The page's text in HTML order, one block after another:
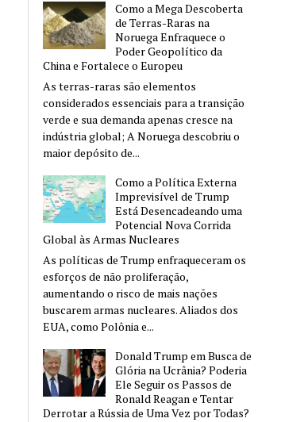
Como a Mega Descoberta
de Terras-Raras na
Noruega Enfraquece o
Poder Geopolítico da
China e Fortalece o Europeu
As terras-raras são elementos
considerados essenciais para a transição
verde e sua demanda apenas cresce na
indústria global; A Noruega descobriu o
maior depósito de...
Como a Política Externa
Imprevisível de Trump
Está Desencadeando uma
Potencial Nova Corrida
Global às Armas Nucleares
As políticas de Trump enfraqueceram os
esforços de não proliferação,
aumentando o risco de mais nações
buscarem armas nucleares. Aliados dos
EUA, como Polônia e...
Donald Trump em Busca de
Glória na Ucrânia? Poderia
Ele Seguir os Passos de
Ronald Reagan e Tentar
Derrotar a Rússia de Uma Vez por Todas?